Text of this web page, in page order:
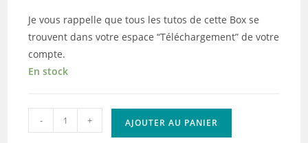
Je vous rappelle que tous les tutos de cette Box se
trouvent dans votre espace “Téléchargement” de votre
compte.
En stock
quantité
de
- + AJOUTER AU PANIER